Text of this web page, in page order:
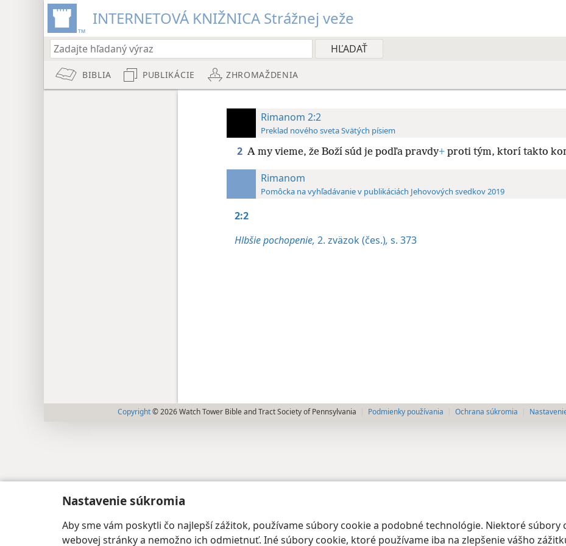
Nastavenie súkromia
Aby sme vám poskytli čo najlepší zážitok, používame súbory cookie a podobné technológie. Niektoré
webovej stránky a nemožno ich odmietnuť. Iné súbory cookie, ktoré používame iba na zlepšenie vášho
INTERNETOVÁ KNIŽNICA Strážnej veže
BIBLIA PUBLIKÁCIE ZHROMAŽDENIA
Rimanom 2:2
Preklad nového sveta Svätých písiem
2 A my vieme, že Boží súd je podľa pravdy+proti tým, ktorí takto
Rimanom
Pomôcka na vyhľadávanie v publikáciách Jehovových svedkov 2019
2:2
Hlbšie pochopenie, 2. zväzok (čes.), s. 373
Copyright © 2026 Watch Tower Bible and Tract Society of Pennsylvania Podmienky používania Ochrana súkromia